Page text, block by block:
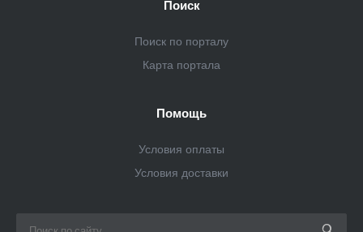
Поиск
Поиск по порталу
Карта портала
Помощь
Условия оплаты
Условия доставки